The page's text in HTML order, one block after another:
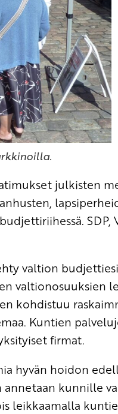
julkisten
SDP,
valtion
valtionosuuksien
kohdistuu
Kuntien
firmat.
hyvän hoidon
kunnille
leikkaamalla